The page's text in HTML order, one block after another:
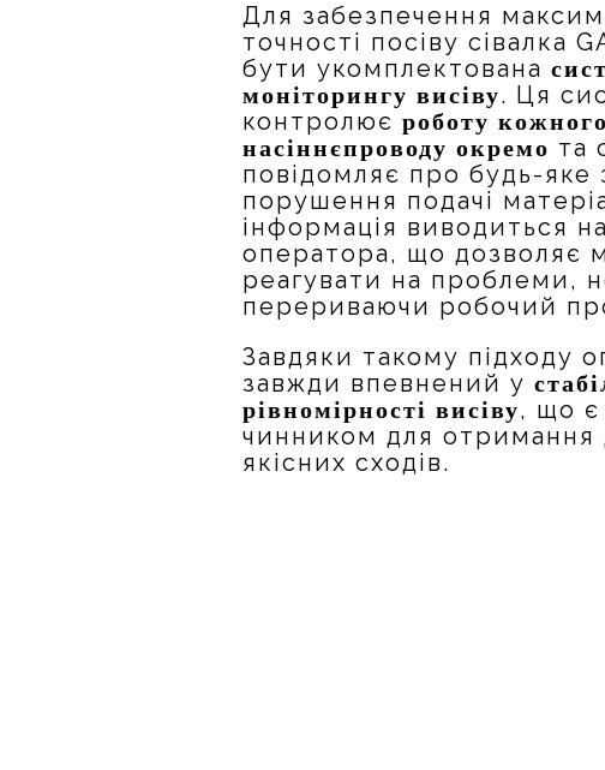
Для забезпечення
точності посіву сівалка
бути укомплектована
моніторингу висіву. Ця
контролюєроботу кожного
насіннєпроводу окремо та
повідомляє про будь-яке
порушення подачі
інформація виводиться
оператора, що дозволяє
реагувати на проблеми,
перериваючи робочий
Завдяки такому підходу
завжди впевнений у
рівномірності висіву, що є
чинником для отримання
якісних сходів.